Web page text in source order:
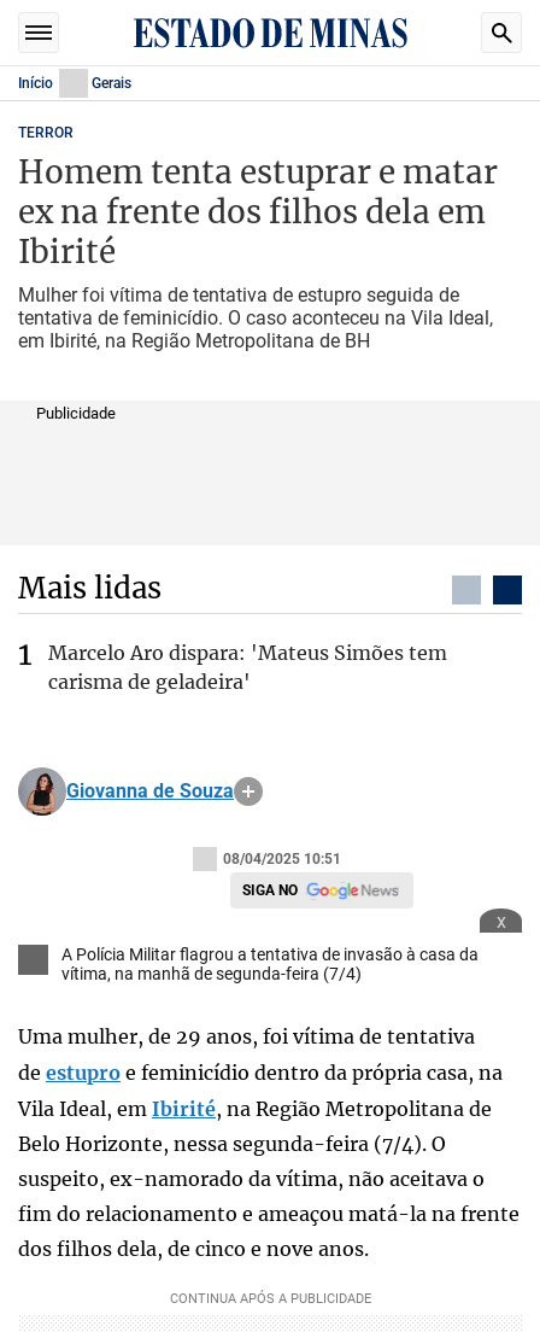
Início Gerais
TERROR
Homem tenta estuprar e matar
ex na frente dos filhos dela em
Ibirité
Mulher foi vítima de tentativa de estupro seguida de
tentativa de feminicídio. O caso aconteceu na Vila Ideal,
em Ibirité, na Região Metropolitana de BH
Publicidade
Mais lidas
Marcelo Aro dispara: 'Mateus Simões tem
carisma de geladeira'
Giovanna de Souza
08/04/2025 10:51
SIGA NO
x
A Polícia Militar flagrou a tentativa de invasão à casa da
vítima, na manhã de segunda-feira (7/4)
Uma mulher, de 29 anos, foi vítima de tentativa
de estupro e feminicídio dentro da própria casa, na
Vila Ideal, em Ibirité, na Região Metropolitana de
Belo Horizonte, nessa segunda-feira (7/4). O
suspeito, ex-namorado da vítima, não aceitava o
fim do relacionamento e ameaçou matá-la na frente
dos filhos dela, de cinco e nove anos.